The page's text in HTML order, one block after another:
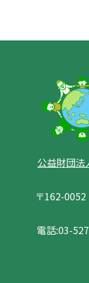
公益財団
〒162-
電話:03-